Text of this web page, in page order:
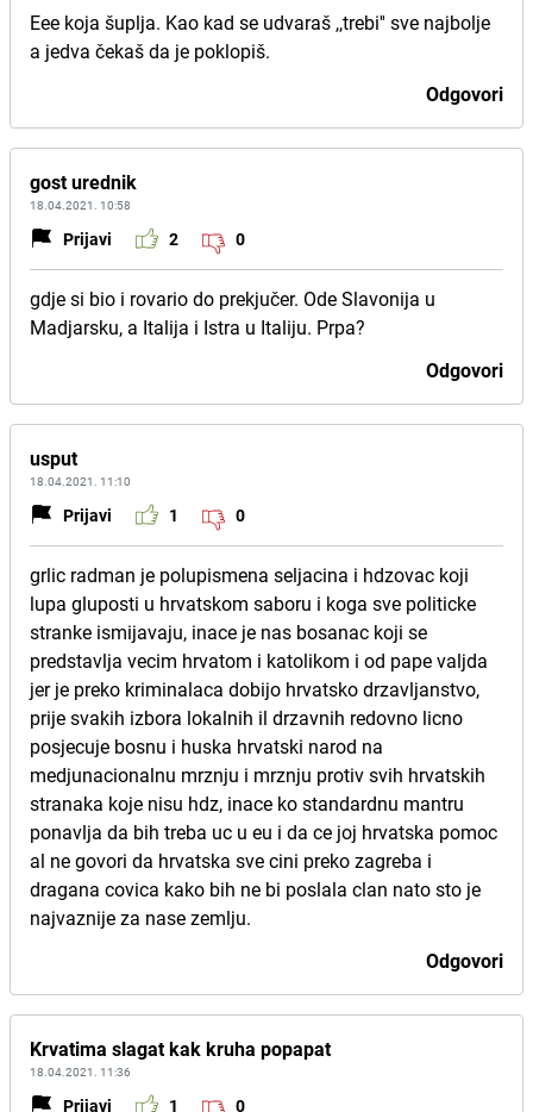
Eee koja šuplja. Kao kad se udvaraš ,,trebi'' sve najbolje
a jedva čekaš da je poklopiš.
Odgovori
gost urednik
18.04.2021. 10:58
Prijavi 2 0
gdje si bio i rovario do prekjučer. Ode Slavonija u
Madjarsku, a Italija i Istra u Italiju. Prpa?
Odgovori
usput
18.04.2021. 11:10
Prijavi 1 0
grlic radman je polupismena seljacina i hdzovac koji
lupa gluposti u hrvatskom saboru i koga sve politicke
stranke ismijavaju, inace je nas bosanac koji se
predstavlja vecim hrvatom i katolikom i od pape valjda
jer je preko kriminalaca dobijo hrvatsko drzavljanstvo,
prije svakih izbora lokalnih il drzavnih redovno licno
posjecuje bosnu i huska hrvatski narod na
medjunacionalnu mrznju i mrznju protiv svih hrvatskih
stranaka koje nisu hdz, inace ko standardnu mantru
ponavlja da bih treba uc u eu i da ce joj hrvatska pomoc
al ne govori da hrvatska sve cini preko zagreba i
dragana covica kako bih ne bi poslala clan nato sto je
najvaznije za nase zemlju.
Odgovori
Krvatima slagat kak kruha popapat
18.04.2021. 11:36
Prijavi 1 0